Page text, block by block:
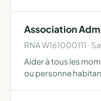
porte…
Association
RNA W161000111 ·
Aider à tous les
ou personne